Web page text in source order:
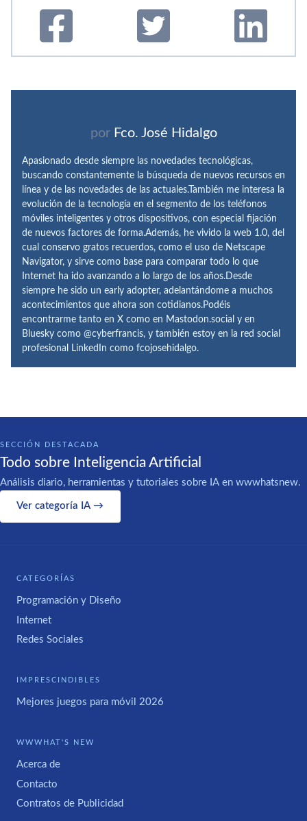
por Fco. José Hidalgo
Apasionado desde siempre las novedades tecnológicas,
buscando constantemente la búsqueda de nuevos recursos en
línea y de las novedades de las actuales.También me interesa la
evolución de la tecnología en el segmento de los teléfonos
móviles inteligentes y otros dispositivos, con especial fijación
de nuevos factores de forma.Además, he vivido la web 1.0, del
cual conservo gratos recuerdos, como el uso de Netscape
Navigator, y sirve como base para comparar todo lo que
Internet ha ido avanzando a lo largo de los años.Desde
siempre he sido un early adopter, adelantándome a muchos
acontecimientos que ahora son cotidianos.Podéis
encontrarme tanto en X como en Mastodon.social y en
Bluesky como @cyberfrancis, y también estoy en la red social
profesional LinkedIn como fcojosehidalgo.
SECCIÓN DESTACADA
Todo sobre Inteligencia Artificial
Análisis diario, herramientas y tutoriales sobre IA en wwwhatsnew.
Ver categoría IA →
CATEGORÍAS
Programación y Diseño
Internet
Redes Sociales
IMPRESCINDIBLES
Mejores juegos para móvil 2026
WWWHAT'S NEW
Acerca de
Contacto
Contratos de Publicidad